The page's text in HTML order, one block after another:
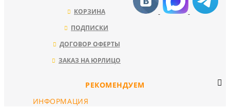
КОРЗИНА
ПОДПИСКИ
ДОГОВОР ОФЕРТЫ
ЗАКАЗ НА ЮРЛИЦО
РЕКОМЕНДУЕМ
ИНФОРМАЦИЯ